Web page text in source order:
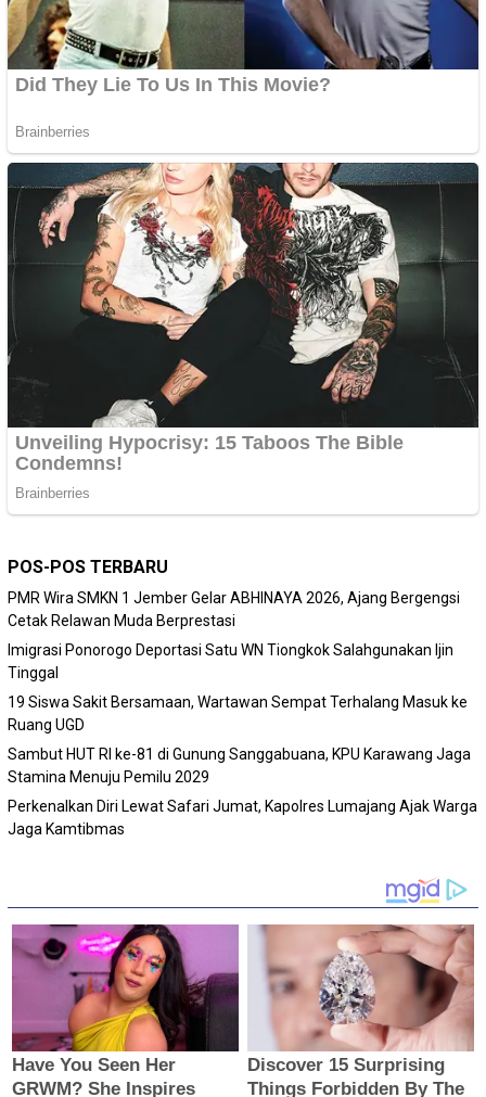
POS-POS TERBARU
PMR Wira SMKN 1 Jember Gelar ABHINAYA 2026, Ajang Bergengsi
Cetak Relawan Muda Berprestasi
Imigrasi Ponorogo Deportasi Satu WN Tiongkok Salahgunakan Ijin
Tinggal
19 Siswa Sakit Bersamaan, Wartawan Sempat Terhalang Masuk ke
Ruang UGD
Sambut HUT RI ke-81 di Gunung Sanggabuana, KPU Karawang Jaga
Stamina Menuju Pemilu 2029
Perkenalkan Diri Lewat Safari Jumat, Kapolres Lumajang Ajak Warga
Jaga Kamtibmas